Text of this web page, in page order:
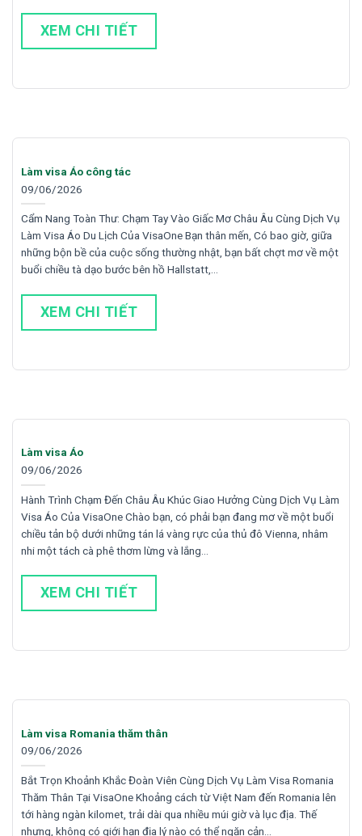
XEM CHI TIẾT
Làm visa Áo công tác
09/06/2026
Cẩm Nang Toàn Thư: Chạm Tay Vào Giấc Mơ Châu Âu Cùng Dịch Vụ
Làm Visa Áo Du Lịch Của VisaOne Bạn thân mến, Có bao giờ, giữa
những bộn bề của cuộc sống thường nhật, bạn bất chợt mơ về một
buổi chiều tà dạo bước bên hồ Hallstatt,…
XEM CHI TIẾT
Làm visa Áo
09/06/2026
Hành Trình Chạm Đến Châu Âu Khúc Giao Hưởng Cùng Dịch Vụ Làm
Visa Áo Của VisaOne Chào bạn, có phải bạn đang mơ về một buổi
chiều tản bộ dưới những tán lá vàng rực của thủ đô Vienna, nhâm
nhi một tách cà phê thơm lừng và lắng…
XEM CHI TIẾT
Làm visa Romania thăm thân
09/06/2026
Bắt Trọn Khoảnh Khắc Đoàn Viên Cùng Dịch Vụ Làm Visa Romania
Thăm Thân Tại VisaOne Khoảng cách từ Việt Nam đến Romania lên
tới hàng ngàn kilomet, trải dài qua nhiều múi giờ và lục địa. Thế
nhưng, không có giới hạn địa lý nào có thể ngăn cản…